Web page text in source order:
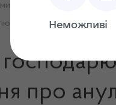
яких 26.12.2023
ліцензії на
про